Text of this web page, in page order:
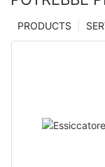
PRODUCTS